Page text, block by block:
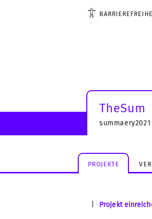
TheSum
PROJEKTE
Projekt